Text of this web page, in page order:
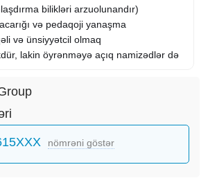
bilikləri arzuolunandır)
və pedaqoji yanaşma
və ünsiyyətcil olmaq
lakin öyrənməyə açıq namizədlər də
keçirilməsi
uyğun dərslərin planlanması və
və səmərəli ünsiyyət
yeni açılmış kurs
nömrəni göstər